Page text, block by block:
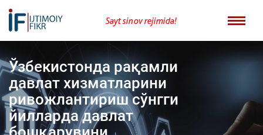
Sayt sinov rejimida!
Ўзбекистонда рақамли
давлат хизматларини
ривожлантириш сўнгги
йилларда давлат